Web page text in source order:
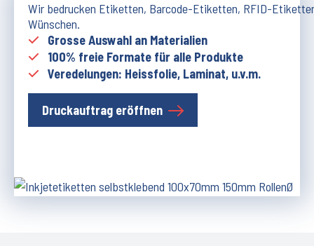
Wir bedrucken Etiketten, Barcode-Etiketten, RFID-
Wünschen.
Grosse Auswahl an Materialien
100% freie Formate für alle Produkte
Veredelungen: Heissfolie, Laminat, u.v.m.
Druckauftrag eröffnen